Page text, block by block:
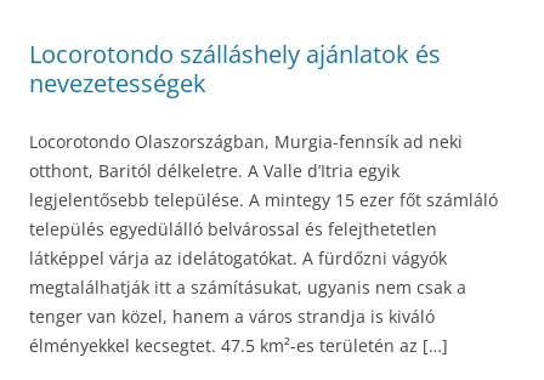
Locorotondo szálláshely ajánlatok és
nevezetességek
Locorotondo Olaszországban, Murgia-fennsík ad neki
otthont, Baritól délkeletre. A Valle d’Itria egyik
legjelentősebb települése. A mintegy 15 ezer főt számláló
település egyedülálló belvárossal és felejthetetlen
látképpel várja az idelátogatókat. A fürdőzni vágyók
megtalálhatják itt a számításukat, ugyanis nem csak a
tenger van közel, hanem a város strandja is kiváló
élményekkel kecsegtet. 47.5 km²-es területén az […]